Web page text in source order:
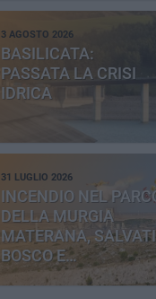
3 AGOSTO 2026
BASILICATA:
PASSATA LA CRISI
IDRICA
31 LUGLIO 2026
INCENDIO NEL
DELLA MURGIA
MATERANA, SALVATI
BOSCO E
CEMENTERIA